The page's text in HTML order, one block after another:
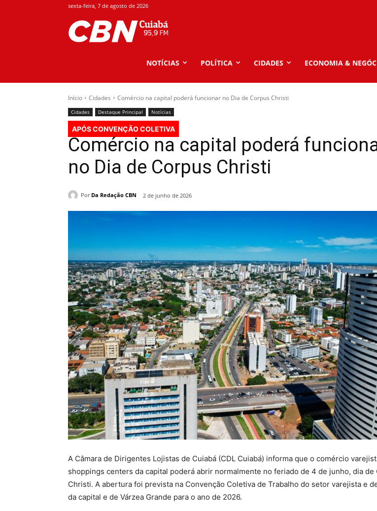
sexta-feira, 7 de agosto de 2026
NOTÍCIAS POLÍTICA CIDADES ECONOMIA &
Início Cidades Comércio na capital poderá funcionar no Dia de Corpus Christi
Cidades Destaque Principal Notícias
APÓS CONVENÇÃO COLETIVA
Comércio na capital poderá
no Dia de Corpus Christi
Por Da Redação CBN 2 de junho de 2026
A Câmara de Dirigentes Lojistas de Cuiabá (CDL Cuiabá) informa que o comércio
shoppings centers da capital poderá abrir normalmente no feriado de 4 de junho, dia de
Christi. A abertura foi prevista na Convenção Coletiva de Trabalho do setor varejista e
da capital e de Várzea Grande para o ano de 2026.